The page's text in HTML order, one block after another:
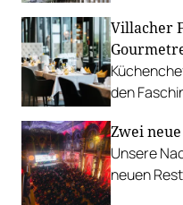
sehr
Villacher
den
Zwei
Unsere
neuen